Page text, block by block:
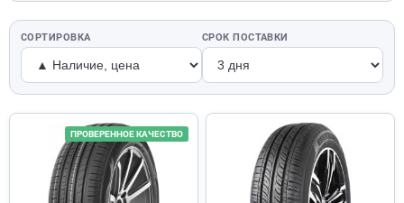
СОРТИРОВКА СРОК ПОСТАВКИ
ПРОВЕРЕННОЕ КАЧЕСТВО